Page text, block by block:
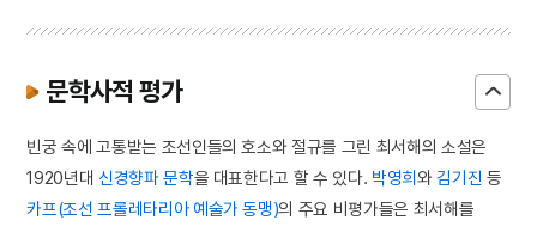
문학사적 평가
빈궁 속에 고통받는 조선인들의 호소와 절규를 그린 최서해의 소설은
1920년대 신경향파 문학을 대표한다고 할 수 있다. 박영희와김기진 등
카프(조선 프롤레타리아 예술가 동맹)의 주요 비평가들은 최서해를